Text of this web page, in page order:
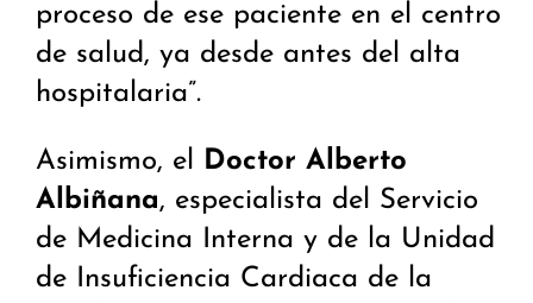
proceso de ese paciente en el centro
de salud, ya desde antes del alta
hospitalaria”.
Asimismo, el Doctor Alberto
Albiñana, especialista del Servicio
de Medicina Interna y de la Unidad
de Insuficiencia Cardiaca de la